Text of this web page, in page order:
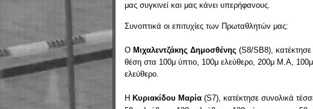
μας συγκινεί και μας κάνει υπερήφανους.
Συνοπτικά οι επιτυχίες των Πρωταθλητών μας:
Ο Μιχαλεντζάκης Δημοσθένης (S8/SB8),
θέση στα 100μ ύπτιο, 100μ ελεύθερο, 200μ Μ.Α,
ελεύθερο.
Η Κυριακίδου Μαρία (S7), κατέκτησε συνολικά